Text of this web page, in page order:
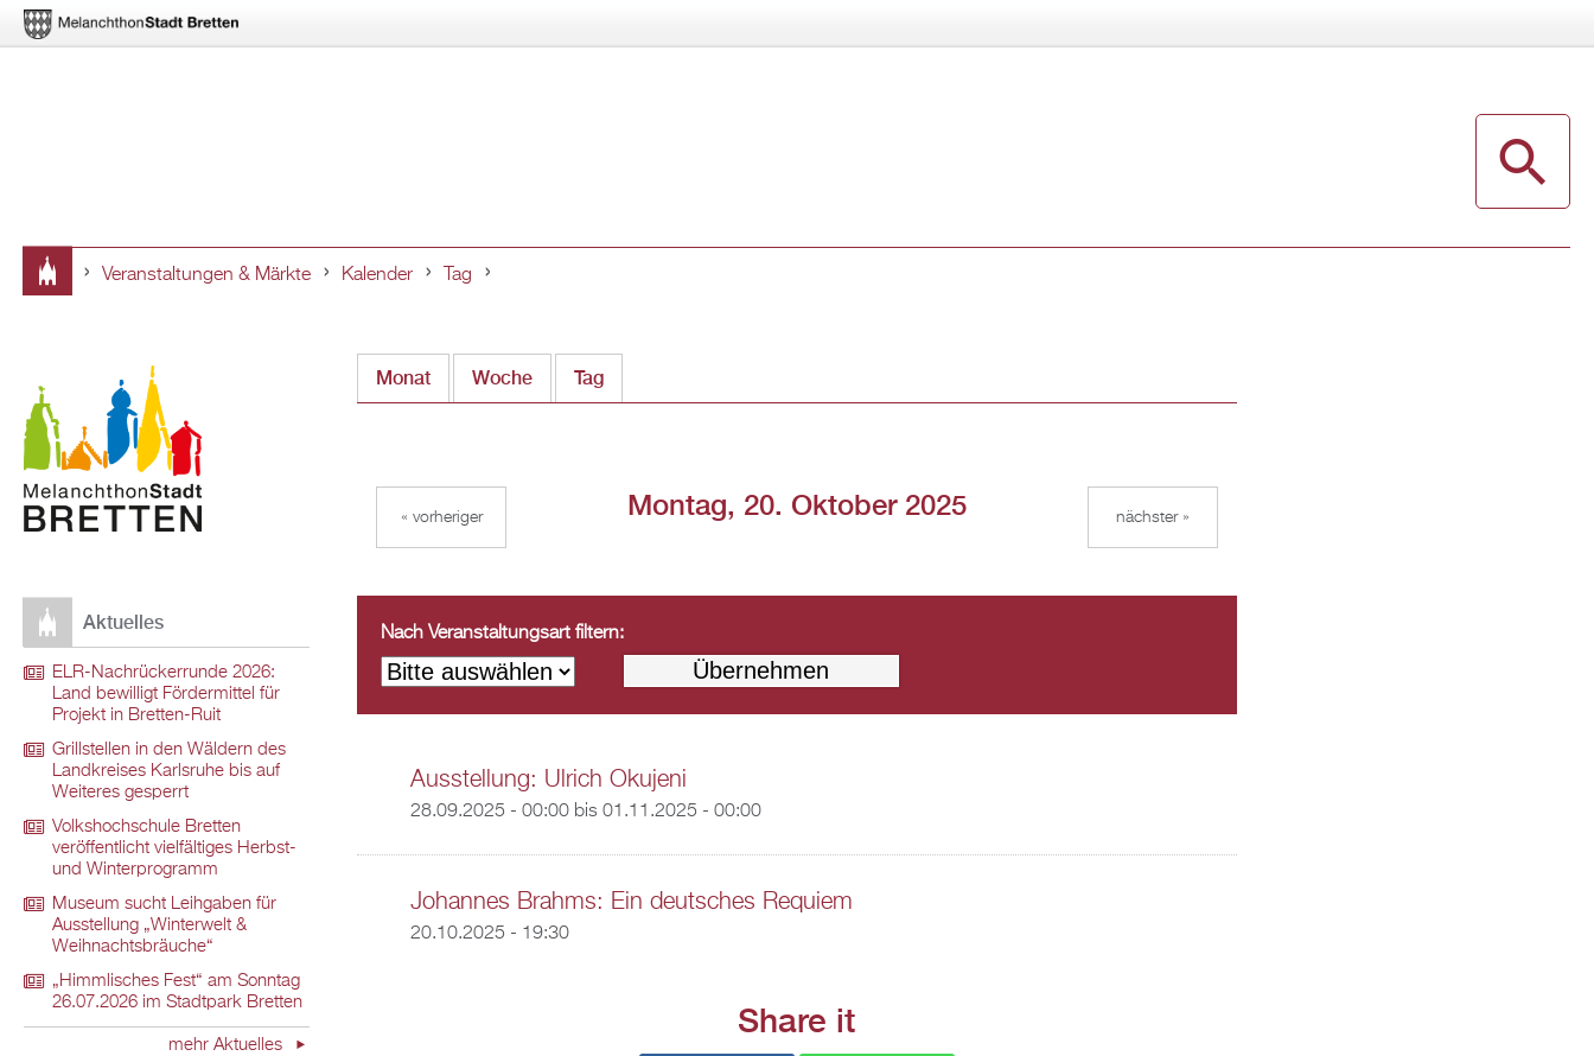
hier
Veranstaltungen & Märkte Kalender Tag
Monat Woche Tag(aktiver Reiter)
Montag, 20. Oktober 2025
« vorheriger nächster »
Nach Veranstaltungsart filtern:
Ausstellung: Ulrich Okujeni
28.09.2025 - 00:00bis 01.11.2025 - 00:00
Johannes Brahms: Ein deutsches Requiem
20.10.2025 - 19:30
Share it
Aktuelles
ELR-Nachrückerrunde 2026:
Land bewilligt Fördermittel für
Projekt in Bretten-Ruit
Grillstellen in den Wäldern des
Landkreises Karlsruhe bis auf
Weiteres gesperrt
Volkshochschule Bretten
veröffentlicht vielfältiges Herbst-
und Winterprogramm
Museum sucht Leihgaben für
Ausstellung „Winterwelt &
Weihnachtsbräuche“
„Himmlisches Fest“ am Sonntag
26.07.2026 im Stadtpark Bretten
mehr Aktuelles